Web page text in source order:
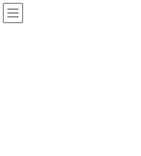
コ
ン
ナ
ビ
教材共有サイト2.0−高